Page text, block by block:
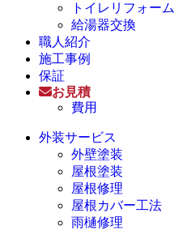
トイレリフォーム
給湯器交換
職人紹介
施工事例
保証
お見積
費用
外装サービス
外壁塗装
屋根塗装
屋根修理
屋根カバー工法
雨樋修理